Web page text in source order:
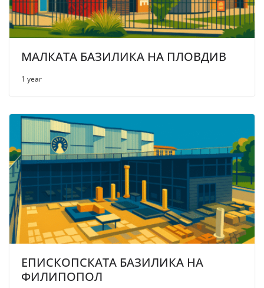
МАЛКАТА БАЗИЛИКА НА ПЛОВДИВ
1 year
ЕПИСКОПСКАТА БАЗИЛИКА НА
ФИЛИПОПОЛ